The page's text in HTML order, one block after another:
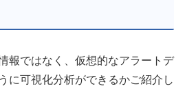
報ではなく、仮想的なアラートデ
に可視化分析ができるかご紹介し